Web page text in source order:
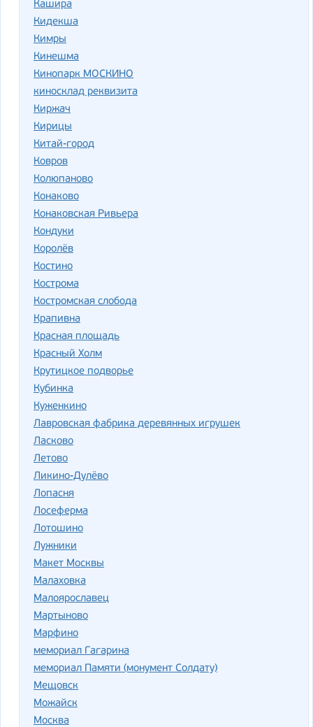
Кашира
Кидекша
Кимры
Кинешма
Кинопарк МОСКИНО
киносклад реквизита
Киржач
Кирицы
Китай-город
Ковров
Колюпаново
Конаково
Конаковская Ривьера
Кондуки
Королёв
Костино
Кострома
Костромская слобода
Крапивна
Красная площадь
Красный Холм
Крутицкое подворье
Кубинка
Куженкино
Лавровская фабрика деревянных игрушек
Ласково
Летово
Ликино-Дулёво
Лопасня
Лосеферма
Лотошино
Лужники
Макет Москвы
Малаховка
Малоярославец
Мартыново
Марфино
мемориал Гагарина
мемориал Памяти (монумент Солдату)
Мещовск
Можайск
Москва